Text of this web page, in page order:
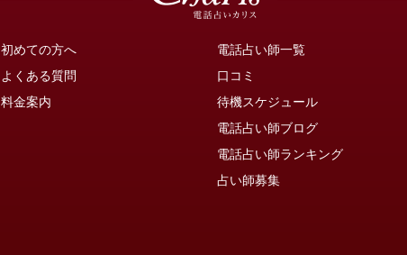
初めての方へ
よくある質問
料金案内
電話占い師一覧
口コミ
待機スケジュール
電話占い師ブログ
電話占い師ランキング
占い師募集